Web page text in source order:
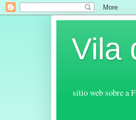
Vila
sítio web sobre a